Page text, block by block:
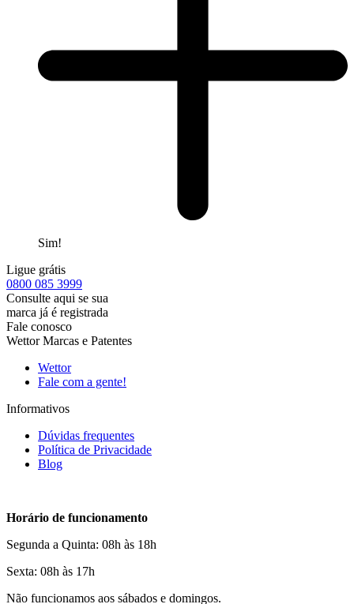
Sim!
Ligue grátis
0800 085 3999
Consulte aqui se sua
marca já é registrada
Fale conosco
Wettor Marcas e Patentes
Wettor
Fale com a gente!
Informativos
Dúvidas frequentes
Política de Privacidade
Blog
Horário de funcionamento
Segunda a Quinta: 08h às 18h
Sexta: 08h às 17h
Não funcionamos aos sábados e domingos.